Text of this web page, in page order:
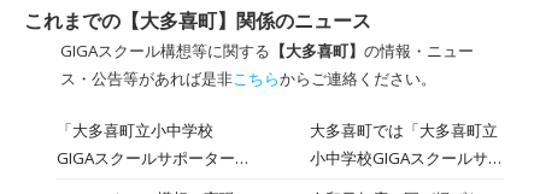
これまでの【大多喜町】関係のニュース
GIGAスクール構想等に関する 【大多喜町】 の情報・ニュー
ス・公告等があれば是非こちらからご連絡ください。
「大多喜町立小中学校
GIGAスクールサポーター
大多喜町では「大多喜町立
小中学校GIGAスクールサポ